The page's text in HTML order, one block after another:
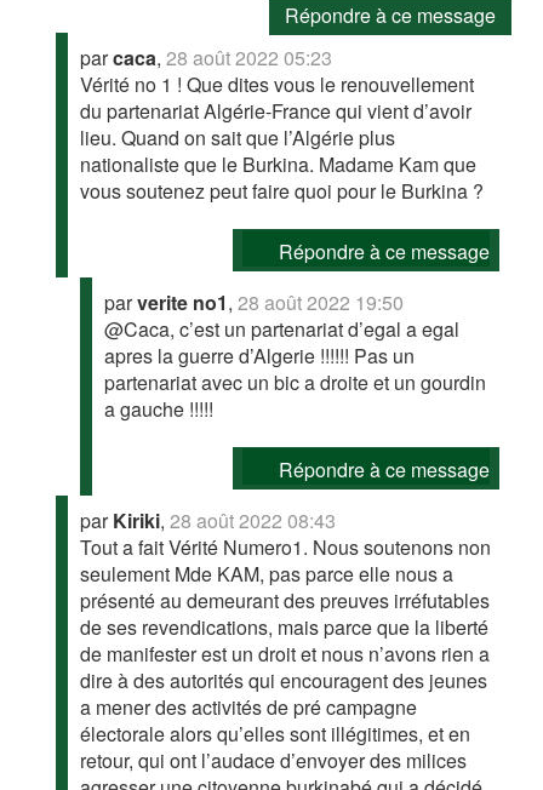
Répondre à ce message
parcaca,28 août 2022 05:23
Vérité no 1 ! Que dites vous le renouvellement
du partenariat Algérie-France qui vient d’avoir
lieu. Quand on sait que l’Algérie plus
nationaliste que le Burkina. Madame Kam que
vous soutenez peut faire quoi pour le Burkina ?
Répondre à ce message
parverite no1,28 août 2022 19:50
@Caca, c’est un partenariat d’egal a egal
apres la guerre d’Algerie !!!!!! Pas un
partenariat avec un bic a droite et un gourdin
a gauche !!!!!
Répondre à ce message
parKiriki,28 août 2022 08:43
Tout a fait Vérité Numero1. Nous soutenons non
seulement Mde KAM, pas parce elle nous a
présenté au demeurant des preuves irréfutables
de ses revendications, mais parce que la liberté
de manifester est un droit et nous n’avons rien a
dire à des autorités qui encouragent des jeunes
a mener des activités de pré campagne
électorale alors qu’elles sont illégitimes, et en
retour, qui ont l’audace d’envoyer des milices